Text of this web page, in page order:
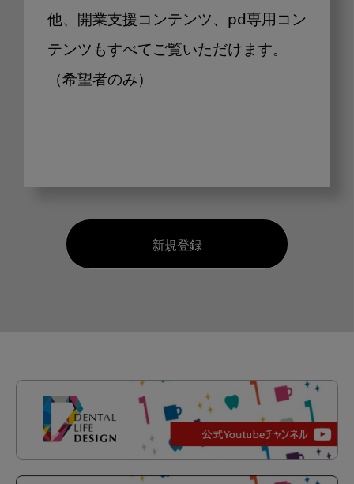
他、開業支援コンテンツ、pd専用コン
テンツもすべてご覧いただけます。
（希望者のみ）
新規登録